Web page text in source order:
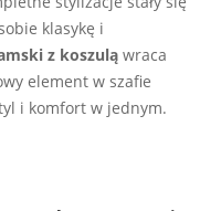
klasykę i
z koszulą wraca
element w szafie
i komfort w jednym.